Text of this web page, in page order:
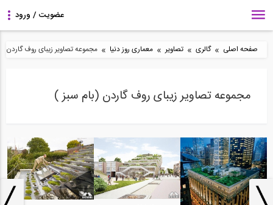
صفحه اصلی » گالری » تصاویر » معماری روز دنیا » مجموعه تصاویر زیبای روف گاردن
مجموعه تصاویر زیبای روف گاردن (بام سبز )